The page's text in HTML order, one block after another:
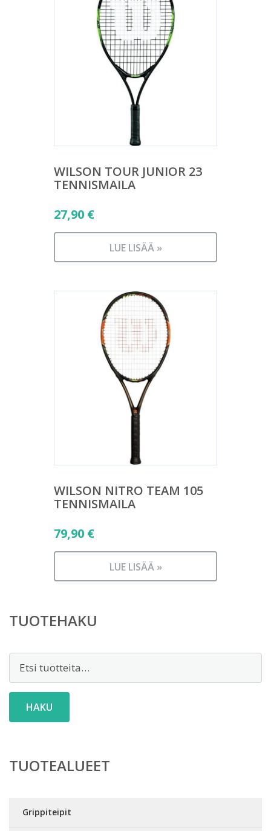
WILSON TOUR JUNIOR 23
TENNISMAILA
27,90 €
LUE LISÄÄ »
WILSON NITRO TEAM 105
TENNISMAILA
79,90 €
LUE LISÄÄ »
TUOTEHAKU
Etsi:
HAKU
TUOTEALUEET
Grippiteipit